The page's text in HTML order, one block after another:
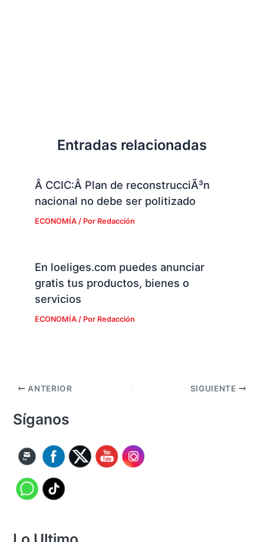
Entradas relacionadas
Â CCIC:Â Plan de reconstrucciÃ³n
nacional no debe ser politizado
ECONOMÍA/ Por Redacción
En loeliges.com puedes anunciar
gratis tus productos, bienes o
servicios
ECONOMÍA/ Por Redacción
ANTERIOR SIGUIENTE
Síganos